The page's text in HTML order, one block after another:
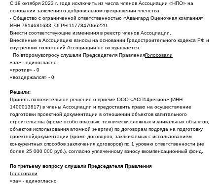
С 19 октября 2023 г. года исключить из числа членов Ассоциации «НПО» на
основании заявления о добровольном прекращении членства:
- Общество с ограниченной ответственностью «Авангард Оценочная компания»
ИНН 7814681633, ОГРН 1177847066220.
Внести соответствующие изменения в реестр членов Ассоциации.
Внесенные в Ассоциацию взносы на основании Градостроительного кодекса РФ и
внутренних положений Ассоциации не возвращается.
По второмувопросу слушали Председателя ПравленияГолосовали
«за» - единогласно
«против» - 0
«воздержался» - 0
Решили:
Принять положительное решение о приеме ООО «АСП14регион» (ИНН
1400013817) в члены Ассоциации и предоставить право на осуществление
подготовки проектной документации в отношении объектов капитального
строительства (кроме особо опасных, технически сложных и уникальных объектов,
объектов использования атомной энергии) по договорам подряда на подготовку
проектнойдокументации (кроме договоров, заключаемых с использованием
конкурентных способов заключения договоров) по 1 уровню ответственности (не
более 25 000 000 руб.), согласно уплаченному взносу вкомпенсационный фонд.
По третьему вопросу слушали Председателя Правления
Голосовали
«за» - единогласно